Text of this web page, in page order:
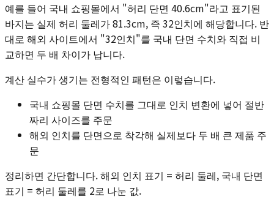
예를 들어 국내 쇼핑몰에서 "허리 단면 40.6cm"라고 표기된
바지는 실제 허리 둘레가 81.3cm, 즉 32인치에 해당합니다. 반
대로 해외 사이트에서 "32인치"를 국내 단면 수치와 직접 비
교하면 두 배 차이가 납니다.
계산 실수가 생기는 전형적인 패턴은 이렇습니다.
국내 쇼핑몰 단면 수치를 그대로 인치 변환에 넣어 절반
짜리 사이즈를 주문
해외 인치를 단면으로 착각해 실제보다 두 배 큰 제품 주
문
정리하면 간단합니다. 해외 인치 표기 = 허리 둘레, 국내 단면
표기 = 허리 둘레를 2로 나눈 값.